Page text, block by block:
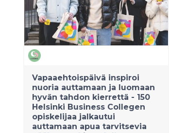
Vapaaehtoispäivä inspiroi
nuoria auttamaan ja luomaan
hyvän tahdon kierrettä - 150
Helsinki Business Collegen
opiskelijaa jalkautui
auttamaan apua tarvitsevia